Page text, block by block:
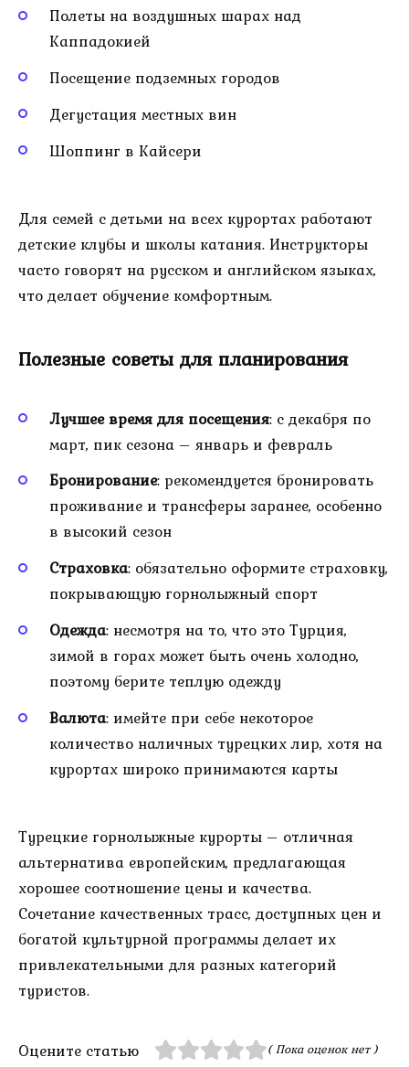
Полеты на воздушных шарах над
Каппадокией
Посещение подземных городов
Дегустация местных вин
Шоппинг в Кайсери
Для семей с детьми на всех курортах работают
детские клубы и школы катания. Инструкторы
часто говорят на русском и английском языках,
что делает обучение комфортным.
Полезные советы для планирования
Лучшее время для посещения: с декабря по
март, пик сезона – январь и февраль
Бронирование: рекомендуется бронировать
проживание и трансферы заранее, особенно
в высокий сезон
Страховка: обязательно оформите страховку,
покрывающую горнолыжный спорт
Одежда: несмотря на то, что это Турция,
зимой в горах может быть очень холодно,
поэтому берите теплую одежду
Валюта: имейте при себе некоторое
количество наличных турецких лир, хотя на
курортах широко принимаются карты
Турецкие горнолыжные курорты – отличная
альтернатива европейским, предлагающая
хорошее соотношение цены и качества.
Сочетание качественных трасс, доступных цен и
богатой культурной программы делает их
привлекательными для разных категорий
туристов.
Оцените статью ( Пока оценок нет )